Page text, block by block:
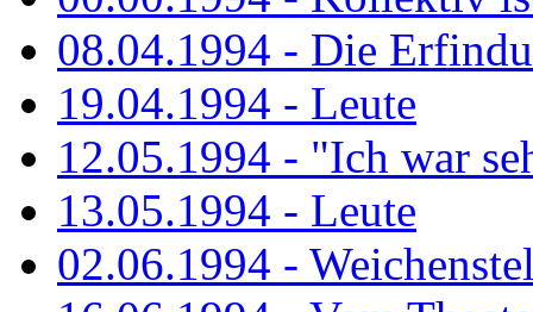
08.04.1994 - Die
19.04.1994 - Leute
12.05.1994 - "Ich war
13.05.1994 - Leute
02.06.1994 -